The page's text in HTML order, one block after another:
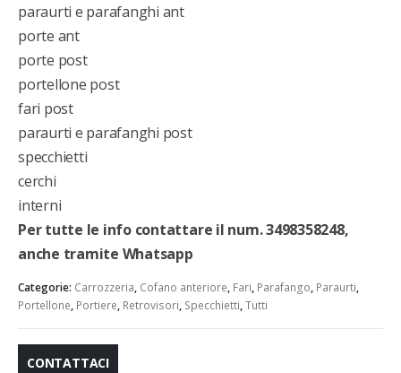
paraurti e parafanghi ant
porte ant
porte post
portellone post
fari post
paraurti e parafanghi post
specchietti
cerchi
interni
Per tutte le info contattare il num. 3498358248,
anche tramite Whatsapp
Categorie: Carrozzeria, Cofano anteriore, Fari, Parafango, Paraurti,
Portellone, Portiere, Retrovisori, Specchietti,Tutti
CONTATTACI